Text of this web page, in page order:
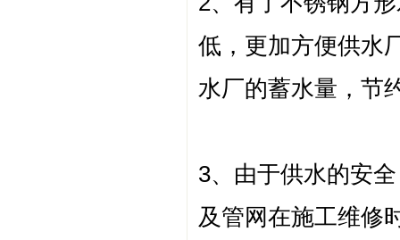
低，更加方便供水
水厂的蓄水量，节
3、由于供水的安
及管网在施工维修